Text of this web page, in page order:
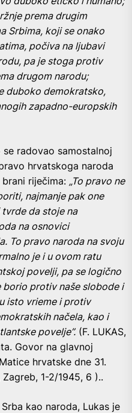
prema drugim
Srbima, koji se onako
počiva na ljubavi
pa je stoga protiv
drugom narodu;
duboko demokratsko,
zapadno-europskih
radovao samostalnoj
hrvatskoga naroda
riječima: „To pravo ne
najmanje pak one
da stoje na
na osnovici
To pravo naroda na svoju
je i u ovom ratu
povelji, pa se logično
borio protiv naše slobode i
isto vrieme i protiv
načela, kao i
povelje”. (F. LUKAS,
Govor na glavnoj
hrvatske dne 31.
Zagreb, 1-2/1945, 6 )..
kao naroda, Lukas je